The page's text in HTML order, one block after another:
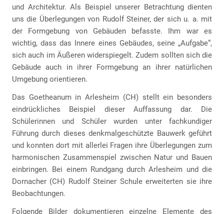
und Architektur. Als Beispiel unserer Betrachtung dienten
uns die Überlegungen von Rudolf Steiner, der sich u. a. mit
der Formgebung von Gebäuden befasste. Ihm war es
wichtig, dass das Innere eines Gebäudes, seine „Aufgabe“,
sich auch im Äußeren widerspiegelt. Zudem sollten sich die
Gebäude auch in ihrer Formgebung an ihrer natürlichen
Umgebung orientieren.
Das Goetheanum in Arlesheim (CH) stellt ein besonders
eindrückliches Beispiel dieser Auffassung dar. Die
Schülerinnen und Schüler wurden unter fachkundiger
Führung durch dieses denkmalgeschützte Bauwerk geführt
und konnten dort mit allerlei Fragen ihre Überlegungen zum
harmonischen Zusammenspiel zwischen Natur und Bauen
einbringen. Bei einem Rundgang durch Arlesheim und die
Dornacher (CH) Rudolf Steiner Schule erweiterten sie ihre
Beobachtungen.
Folgende Bilder dokumentieren einzelne Elemente des